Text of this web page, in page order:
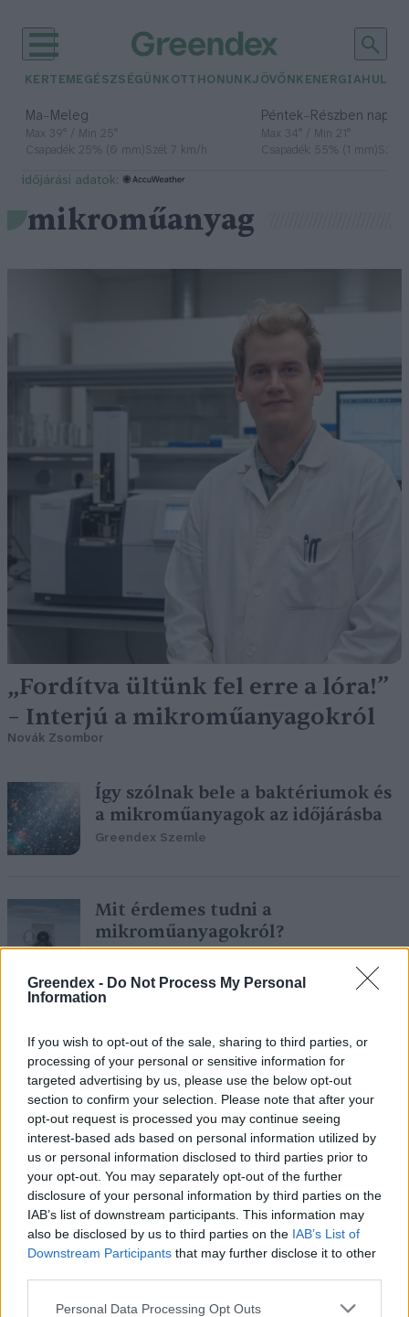
Greendex - Do Not Process My Personal
Information
If you wish to opt-out of the sale, sharing to third parties, or
processing of your personal or sensitive information for
targeted advertising by us, please use the below opt-out
section to confirm your selection. Please note that after your
opt-out request is processed you may continue seeing
interest-based ads based on personal information utilized by
us or personal information disclosed to third parties prior to
your opt-out. You may separately opt-out of the further
disclosure of your personal information by third parties on the
IAB’s list of downstream participants. This information may
also be disclosed by us to third parties on the IAB’s List of
Downstream Participants that may further disclose it to other
Personal Data Processing Opt Outs
KERTEM EGÉSZSÉGÜNK OTTHONUNKJÖVŐNK ENERGIA
Ma– Meleg
Max 39° / Min 25°
Csapadék: 25% (0 mm)Szél: 7 km/h
Péntek– Részben
Max 34° / Min 21°
Csapadék: 55% (1 mm)Szél:
időjárási adatok:
mikroműanyag
„Fordítva ültünk fel erre a lóra!”
– Interjú a mikroműanyagokról
Novák Zsombor
Így szólnak bele a baktériumok és
a mikroműanyagok az időjárásba
Greendex Szemle
Mit érdemes tudni a
mikroműanyagokról?
Hogyan kerül bele, és hogy
kerüljük el?
Greendex
Több a mikroműanyag az erdőben,
mint a belvárosban
Greendex Szemle